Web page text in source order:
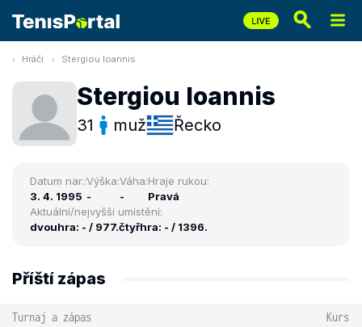
Hráči Stergiou Ioannis
Stergiou Ioannis
31 muž Řecko
Datum nar.:
3. 4. 1995
Výška:
-
Váha:
-
Hraje rukou:
Pravá
Aktuální/nejvyšší umístění:
dvouhra: - / 977.čtyřhra: - / 1396.
Příští zápas
Turnaj a zápas Kurs